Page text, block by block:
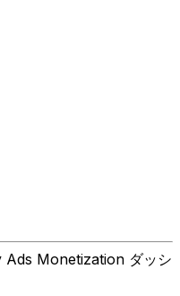
Ads Monetization ダッシ